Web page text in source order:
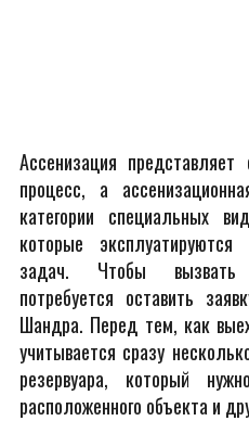
Ассенизация
процесс, а
категории специальных
которые
задач. Чтобы вызвать
потребуется оставить
Шандра. Перед тем, как
учитывается сразу
резервуара, который
расположенного объекта и